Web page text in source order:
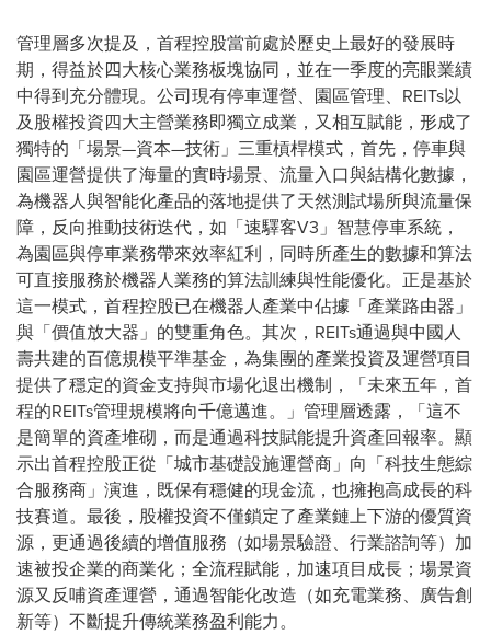
管理層多次提及，首程控股當前處於歷史上最好的發展時
期，得益於四大核心業務板塊協同，並在一季度的亮眼業績
中得到充分體現。公司現有停車運營、園區管理、REITs以
及股權投資四大主營業務即獨立成業，又相互賦能，形成了
獨特的 「場景—資本—技術 」 三重槓桿模式，首先，停車與
園區運營提供了海量的實時場景、流量入口與結構化數據，
為機器人與智能化產品的落地提供了天然測試場所與流量保
障，反向推動技術迭代，如 「速驛客V3 」 智慧停車系統，
為園區與停車業務帶來效率紅利，同時所產生的數據和算法
可直接服務於機器人業務的算法訓練與性能優化。正是基於
這一模式，首程控股已在機器人產業中佔據 「產業路由器 」
與 「價值放大器 」 的雙重角色。其次，REITs通過與中國人
壽共建的百億規模平準基金，為集團的產業投資及運營項目
提供了穩定的資金支持與市場化退出機制，
「未來五年，首
程的REITs管理規模將向千億邁進。
」 管理層透露， 「這不
是簡單的資產堆砌，而是通過科技賦能提升資產回報率。顯
示出首程控股正從 「城市基礎設施運營商 」 向 「科技生態綜
合服務商 」 演進，既保有穩健的現金流，也擁抱高成長的科
技賽道。最後，股權投資不僅鎖定了產業鏈上下游的優質資
源，更通過後續的增值服務（如場景驗證、行業諮詢等）加
速被投企業的商業化；全流程賦能，加速項目成長；場景資
源又反哺資產運營，通過智能化改造（如充電業務、廣告創
新等）不斷提升傳統業務盈利能力。